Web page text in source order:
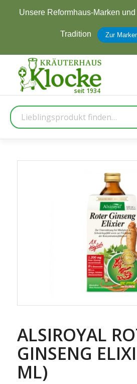
Jetzt zum Newsletter
erhalten Zur
ALSIROYAL
GINSENG
ML)